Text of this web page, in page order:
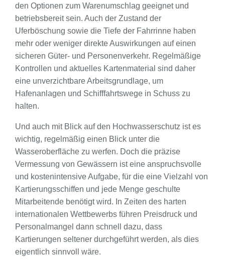
den Optionen zum Warenumschlag geeignet und
betriebsbereit sein. Auch der Zustand der
Uferböschung sowie die Tiefe der Fahrrinne haben
mehr oder weniger direkte Auswirkungen auf einen
sicheren Güter- und Personenverkehr. Regelmäßige
Kontrollen und aktuelles Kartenmaterial sind daher
eine unverzichtbare Arbeitsgrundlage, um
Hafenanlagen und Schifffahrtswege in Schuss zu
halten.
Und auch mit Blick auf den Hochwasserschutz ist es
wichtig, regelmäßig einen Blick unter die
Wasseroberfläche zu werfen. Doch die präzise
Vermessung von Gewässern ist eine anspruchsvolle
und kostenintensive Aufgabe, für die eine Vielzahl von
Kartierungsschiffen und jede Menge geschulte
Mitarbeitende benötigt wird. In Zeiten des harten
internationalen Wettbewerbs führen Preisdruck und
Personalmangel dann schnell dazu, dass
Kartierungen seltener durchgeführt werden, als dies
eigentlich sinnvoll wäre.